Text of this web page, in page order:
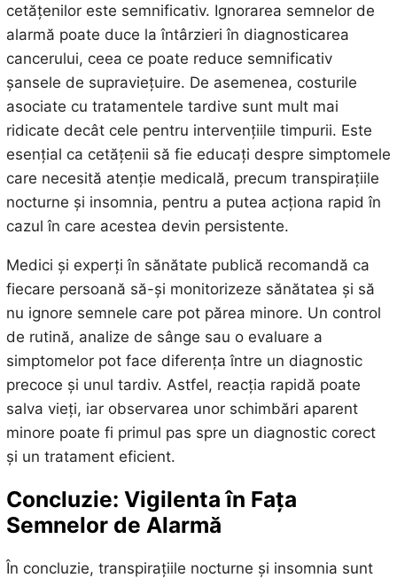
cetățenilor este semnificativ. Ignorarea semnelor de
alarmă poate duce la întârzieri în diagnosticarea
cancerului, ceea ce poate reduce semnificativ
șansele de supraviețuire. De asemenea, costurile
asociate cu tratamentele tardive sunt mult mai
ridicate decât cele pentru intervențiile timpurii. Este
esențial ca cetățenii să fie educați despre simptomele
care necesită atenție medicală, precum transpirațiile
nocturne și insomnia, pentru a putea acționa rapid în
cazul în care acestea devin persistente.
Medici și experți în sănătate publică recomandă ca
fiecare persoană să-și monitorizeze sănătatea și să
nu ignore semnele care pot părea minore. Un control
de rutină, analize de sânge sau o evaluare a
simptomelor pot face diferența între un diagnostic
precoce și unul tardiv. Astfel, reacția rapidă poate
salva vieți, iar observarea unor schimbări aparent
minore poate fi primul pas spre un diagnostic corect
și un tratament eficient.
Concluzie: Vigilenta în Fața
Semnelor de Alarmă
În concluzie, transpirațiile nocturne și insomnia sunt